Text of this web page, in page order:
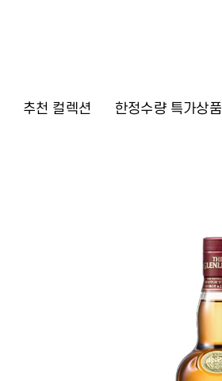
추천 컬렉션 한정수량 특가상품